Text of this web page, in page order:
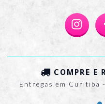
COMPRE E
Entregas em Curitiba